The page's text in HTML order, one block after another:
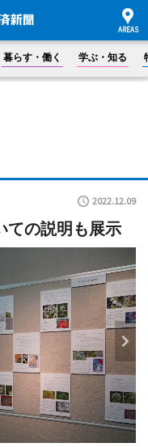
暮らす・働く 学ぶ・知る
2022.12.09
ての説明も展示